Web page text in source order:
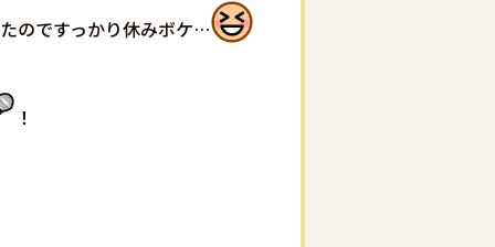
のですっかり休みボケ…
！